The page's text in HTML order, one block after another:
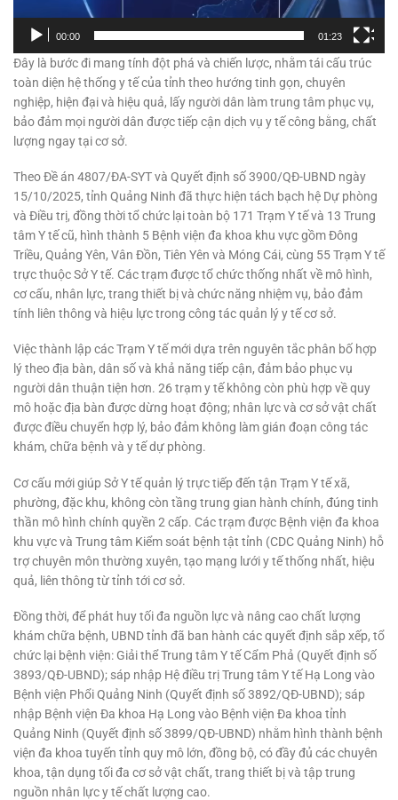
00:00 01:23
Đây là bước đi mang tính đột phá và chiến lược, nhằm tái cấu trúc
toàn diện hệ thống y tế của tỉnh theo hướng tinh gọn, chuyên
nghiệp, hiện đại và hiệu quả, lấy người dân làm trung tâm phục vụ,
bảo đảm mọi người dân được tiếp cận dịch vụ y tế công bằng, chất
lượng ngay tại cơ sở.
Theo Đề án 4807/ĐA-SYT và Quyết định số 3900/QĐ-UBND ngày
15/10/2025, tỉnh Quảng Ninh đã thực hiện tách bạch hệ Dự phòng
và Điều trị, đồng thời tổ chức lại toàn bộ 171 Trạm Y tế và 13 Trung
tâm Y tế cũ, hình thành 5 Bệnh viện đa khoa khu vực gồm Đông
Triều, Quảng Yên, Vân Đồn, Tiên Yên và Móng Cái, cùng 55 Trạm Y tế
trực thuộc Sở Y tế. Các trạm được tổ chức thống nhất về mô hình,
cơ cấu, nhân lực, trang thiết bị và chức năng nhiệm vụ, bảo đảm
tính liên thông và hiệu lực trong công tác quản lý y tế cơ sở.
Việc thành lập các Trạm Y tế mới dựa trên nguyên tắc phân bố hợp
lý theo địa bàn, dân số và khả năng tiếp cận, đảm bảo phục vụ
người dân thuận tiện hơn. 26 trạm y tế không còn phù hợp về quy
mô hoặc địa bàn được dừng hoạt động; nhân lực và cơ sở vật chất
được điều chuyển hợp lý, bảo đảm không làm gián đoạn công tác
khám, chữa bệnh và y tế dự phòng.
Cơ cấu mới giúp Sở Y tế quản lý trực tiếp đến tận Trạm Y tế xã,
phường, đặc khu, không còn tầng trung gian hành chính, đúng tinh
thần mô hình chính quyền 2 cấp. Các trạm được Bệnh viện đa khoa
khu vực và Trung tâm Kiểm soát bệnh tật tỉnh (CDC Quảng Ninh) hỗ
trợ chuyên môn thường xuyên, tạo mạng lưới y tế thống nhất, hiệu
quả, liên thông từ tỉnh tới cơ sở.
Đồng thời, để phát huy tối đa nguồn lực và nâng cao chất lượng
khám chữa bệnh, UBND tỉnh đã ban hành các quyết định sắp xếp, tổ
chức lại bệnh viện: Giải thể Trung tâm Y tế Cẩm Phả (Quyết định số
3893/QĐ-UBND); sáp nhập Hệ điều trị Trung tâm Y tế Hạ Long vào
Bệnh viện Phổi Quảng Ninh (Quyết định số 3892/QĐ-UBND); sáp
nhập Bệnh viện Đa khoa Hạ Long vào Bệnh viện Đa khoa tỉnh
Quảng Ninh (Quyết định số 3899/QĐ-UBND) nhằm hình thành bệnh
viện đa khoa tuyến tỉnh quy mô lớn, đồng bộ, có đầy đủ các chuyên
khoa, tận dụng tối đa cơ sở vật chất, trang thiết bị và tập trung
nguồn nhân lực y tế chất lượng cao.